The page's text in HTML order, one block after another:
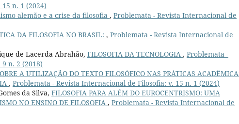
n. 1 (2024)
alemão e a crise da filosofia , Problemata - Revista Internacional de
DA FILOSOFIA NO BRASIL: , Problemata - Revista Internacional de
de Lacerda Abrahão, FILOSOFIA DA TECNOLOGIA , Problemata -
n. 2 (2018)
A UTILIZAÇÃO DO TEXTO FILOSÓFICO NAS PRÁTICAS
, Problemata - Revista Internacional de Filosofia: v. 15 n. 1 (2024)
da Silva, FILOSOFIA PARA ALÉM DO EUROCENTRISMO: UMA
NO ENSINO DE FILOSOFIA , Problemata - Revista Internacional de